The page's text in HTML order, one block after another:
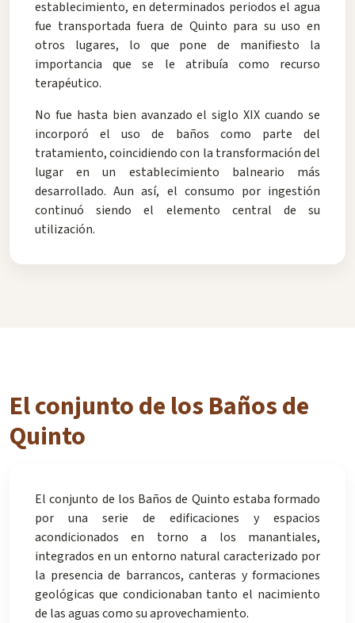
establecimiento, en determinados periodos el agua
fue transportada fuera de Quinto para su uso en
otros lugares, lo que pone de manifiesto la
importancia que se le atribuía como recurso
terapéutico.
No fue hasta bien avanzado el siglo XIX cuando se
incorporó el uso de baños como parte del
tratamiento, coincidiendo con la transformación del
lugar en un establecimiento balneario más
desarrollado. Aun así, el consumo por ingestión
continuó siendo el elemento central de su
utilización.
El conjunto de los Baños de
Quinto
El conjunto de los Baños de Quinto estaba formado
por una serie de edificaciones y espacios
acondicionados en torno a los manantiales,
integrados en un entorno natural caracterizado por
la presencia de barrancos, canteras y formaciones
geológicas que condicionaban tanto el nacimiento
de las aguas como su aprovechamiento.